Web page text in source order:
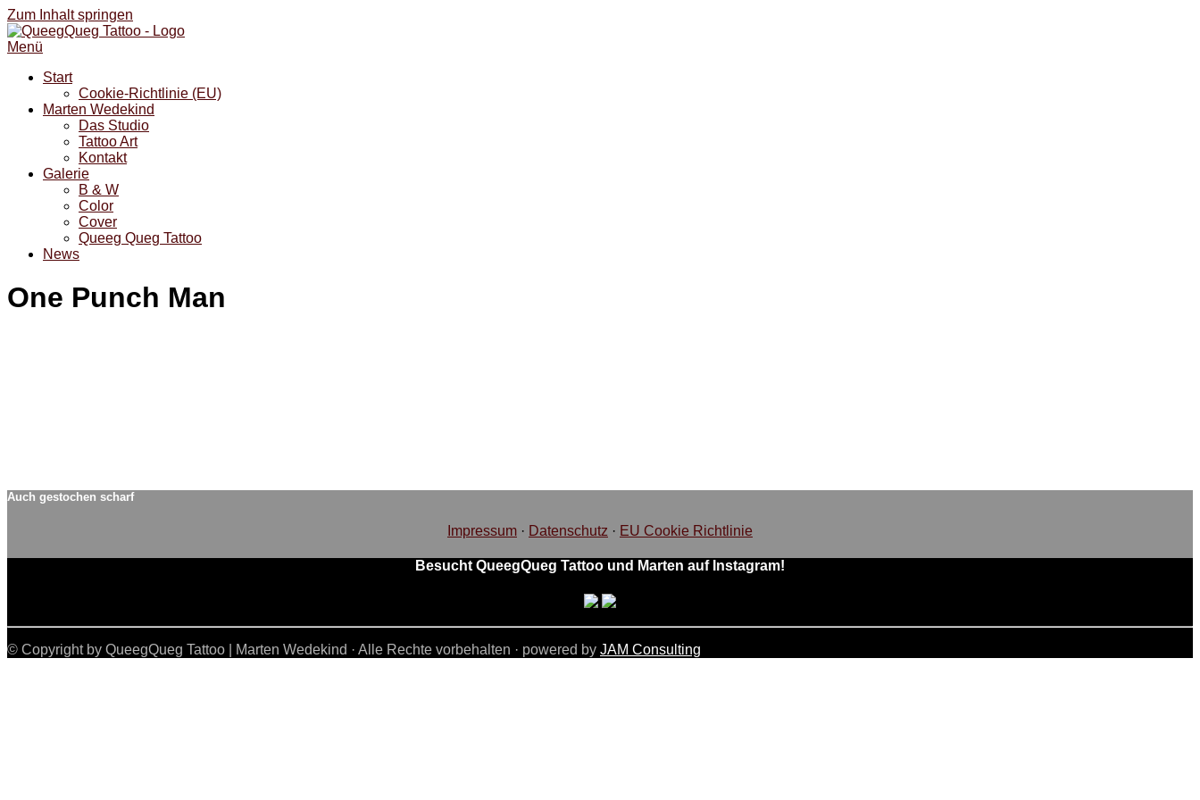
Zum Inhalt springen
Menü
Start
Cookie-Richtlinie (EU)
Marten Wedekind
Das Studio
Tattoo Art
Kontakt
Galerie
B & W
Color
Cover
Queeg Queg Tattoo
News
One Punch Man
Auch gestochen scharf
Impressum · Datenschutz · EU Cookie Richtlinie
Besucht QueegQueg Tattoo und Marten auf Instagram!
© Copyright by QueegQueg Tattoo | Marten Wedekind · Alle Rechte vorbehalten · powered by JAM Consulting